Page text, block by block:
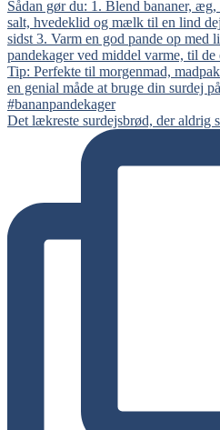
Det lækreste surdejsbrød, der aldrig